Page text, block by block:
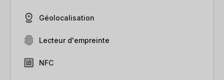
Géolocalisation
Lecteur d'empreinte
NFC